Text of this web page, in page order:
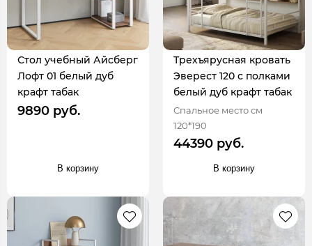
Стол учебный Айсберг
Лофт 01 белый дуб
крафт табак
9890 руб.
В корзину
Трехъярусная кровать
Эверест 120 с полками
белый дуб крафт табак
Спальное место см
120*190
44390 руб.
В корзину